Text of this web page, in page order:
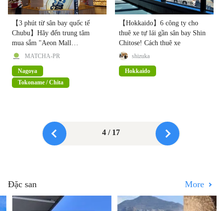
【3 phút từ sân bay quốc tế
Chubu】Hãy đến trung tâm
mua sắm "Aeon Mall
Tokoname" trải nghiệm suối
MATCHA-PR
Nagoya
Tokoname / Chita
【Hokkaido】6 công ty cho
thuê xe tự lái gần sân bay Shin
Chitose! Cách thuê xe
shizuka
Hokkaido
4 / 17
Đặc san More